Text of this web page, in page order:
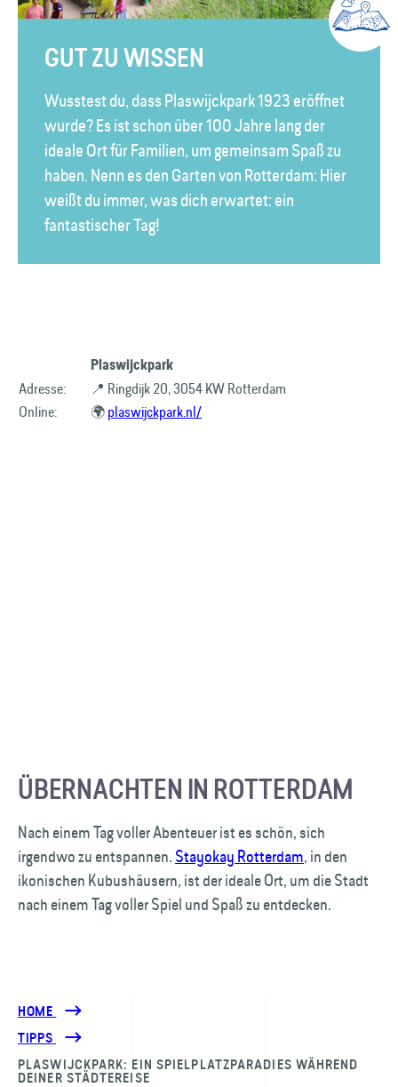
GUT ZU WISSEN
Wusstest du, dass Plaswijckpark 1923 eröffnet
wurde? Es ist schon über 100 Jahre lang der
ideale Ort für Familien, um gemeinsam Spaß zu
haben. Nenn es den Garten von Rotterdam: Hier
weißt du immer, was dich erwartet: ein
fantastischer Tag!
Plaswijckpark
Adresse:
📍 Ringdijk 20, 3054 KW Rotterdam
Online:
🌍plaswijckpark.nl/
ÜBERNACHTEN IN ROTTERDAM
Nach einem Tag voller Abenteuer ist es schön, sich
irgendwo zu entspannen. Stayokay Rotterdam, in den
ikonischen Kubushäusern, ist der ideale Ort, um die Stadt
nach einem Tag voller Spiel und Spaß zu entdecken.
HOME
TIPPS
PLASWIJCKPARK: EIN SPIELPLATZPARADIES WÄHREND
DEINER STÄDTEREISE